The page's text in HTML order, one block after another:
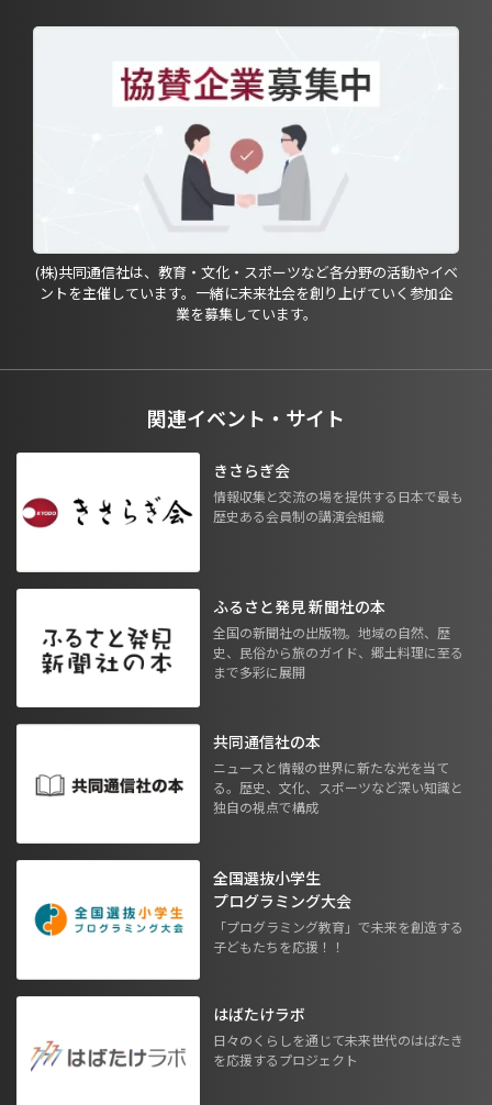
(株)共同通信社は、教育・文化・スポーツなど各分野の活動やイベ
ントを主催しています。一緒に未来社会を創り上げていく参加企
業を募集しています。
関連イベント・サイト
きさらぎ会
情報収集と交流の場を提供する日本で最も
歴史ある会員制の講演会組織
ふるさと発見 新聞社の本
全国の新聞社の出版物。地域の自然、歴
史、民俗から旅のガイド、郷土料理に至る
まで多彩に展開
共同通信社の本
ニュースと情報の世界に新たな光を当て
る。歴史、文化、スポーツなど深い知識と
独自の視点で構成
全国選抜小学生
プログラミング大会
「プログラミング教育」で未来を創造する
子どもたちを応援！！
はばたけラボ
日々のくらしを通じて未来世代のはばたき
を応援するプロジェクト